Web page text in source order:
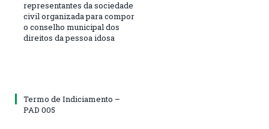
representantes da sociedade
civil organizada para compor
o conselho municipal dos
direitos da pessoa idosa
Termo de Indiciamento –
PAD 005